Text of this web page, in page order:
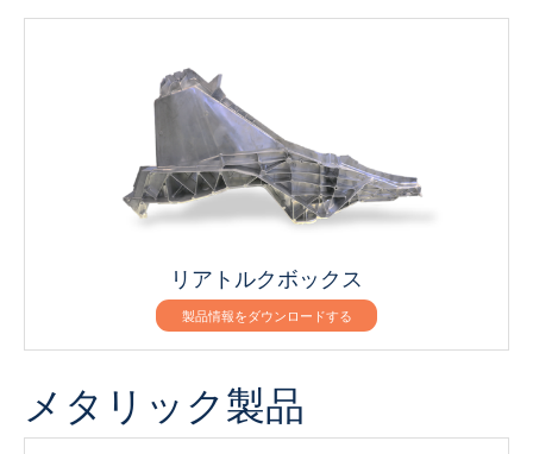
リアトルクボックス
製品情報をダウンロードする
メタリック製品